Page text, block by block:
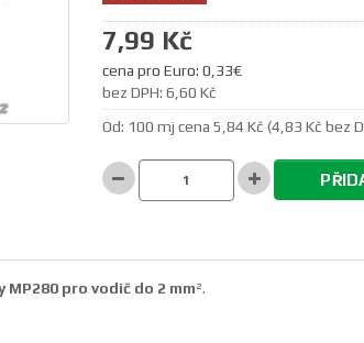
7,99 Kč
cena pro Euro: 0,33€
bez DPH: 6,60 Kč
Od: 100 mj cena 5,84 Kč (4,83 Kč bez
pro vodič do 2 mm².